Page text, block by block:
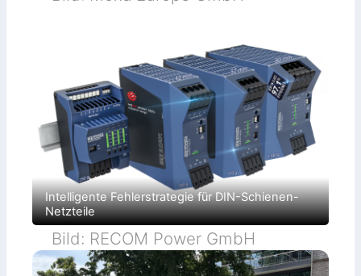
Intelligente Fehlerstrategie für DIN-Schienen-
Netzteile
Bild: RECOM Power GmbH